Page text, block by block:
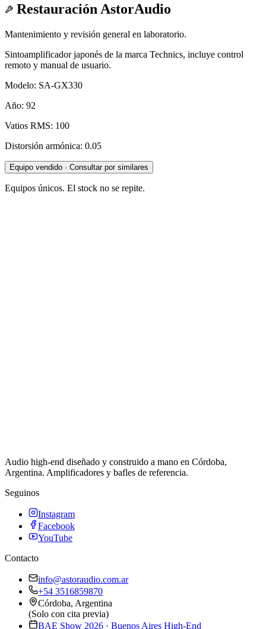
Restauración AstorAudio
Mantenimiento y revisión general en laboratorio.
Sintoamplificador japonés de la marca Technics, incluye control
remoto y manual de usuario.
Modelo: SA-GX330
Año: 92
Vatios RMS: 100
Distorsión armónica: 0.05
Equipo vendido · Consultar por similares
Equipos únicos. El stock no se repite.
Audio high-end diseñado y construido a mano en Córdoba,
Argentina. Amplificadores y bafles de referencia.
Seguinos
Instagram
Facebook
YouTube
Contacto
info@astoraudio.com.ar
+54 3516859870
Córdoba, Argentina
(Solo con cita previa)
BAE Show 2026 · Buenos Aires High-End